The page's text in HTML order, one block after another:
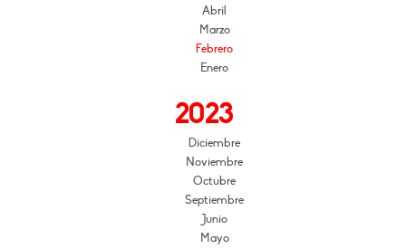
Abril
Marzo
Febrero
Enero
2023
Diciembre
Noviembre
Octubre
Septiembre
Junio
Mayo